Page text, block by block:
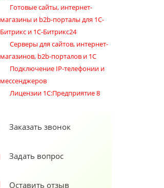
Готовые сайты, интернет-
магазины и b2b-порталы для 1С-
Битрикс и 1С-Битрикс24
Серверы для сайтов, интернет-
магазинов, b2b-порталов и 1С
Подключение IP-телефонии и
мессенджеров
Лицензии 1C:Предприятие 8
Заказать звонок
Задать вопрос
Оставить отзыв